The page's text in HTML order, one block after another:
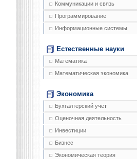
Коммуникации и связь
Программирование
Информационные системы
Естественные науки
Математика
Математическая экономика
Экономика
Бухгалтерский учет
Оценочная деятельность
Инвестиции
Бизнес
Экономическая теория